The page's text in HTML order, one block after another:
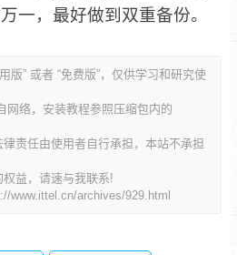
一，最好做到双重备份。
版” 或者 “免费版”，仅供学习和研究使
网络，安装教程参照压缩包内的
责任由使用者自行承担，本站不承担
益，请速与我联系!
www.ittel.cn/archives/929.html